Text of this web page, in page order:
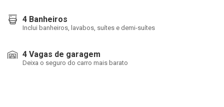
4 Banheiros
Inclui banheiros, lavabos, suítes e demi-suítes
4 Vagas de garagem
Deixa o seguro do carro mais barato